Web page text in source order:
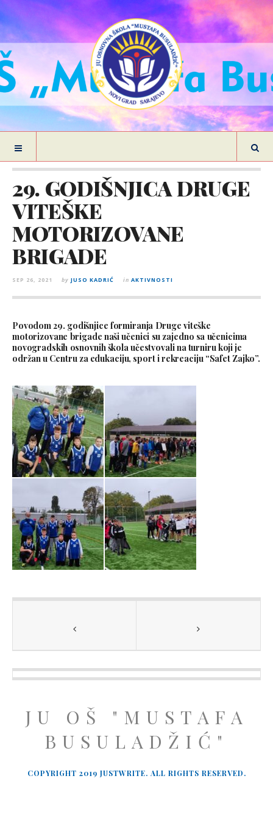
29. GODIŠNJICA DRUGE
VITEŠKE
MOTORIZOVANE
BRIGADE
SEP 26, 2021 by JUSO KADRIĆ in AKTIVNOSTI
Povodom 29. godišnjice formiranja Druge viteške
motorizovane brigade naši učenici su zajedno sa učenicima
novogradskih osnovnih škola učestvovali na turniru koji je
održan u Centru za edukaciju, sport i rekreaciju “Safet Zajko”.
JU OŠ "MUSTAFA
BUSULADŽIĆ"
COPYRIGHT 2019 JUSTWRITE. ALL RIGHTS RESERVED.